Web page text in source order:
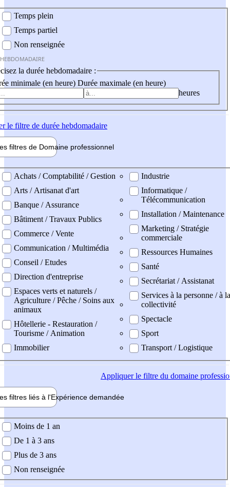
Temps plein
Temps partiel
Non renseignée
la durée hebdomadaire :
minimale (en heure) Durée maximale (en heure)
heures
le filtre de durée hebdomadaire
filtres de Domaine professionnel
professionel
Achats / Comptabilité / Gestion
Arts / Artisanat d'art
Banque / Assurance
Bâtiment / Travaux Publics
Commerce / Vente
Communication / Multimédia
Conseil / Etudes
Direction d'entreprise
Espaces verts et naturels /
Agriculture / Pêche / Soins aux
animaux
Hôtellerie - Restauration /
Tourisme / Animation
Immobilier
Industrie
Informatique /
Télécommunication
Installation / Maintenance
Marketing / Stratégie
commerciale
Ressources Humaines
Santé
Secrétariat / Assistanat
Services à la personne / à la
collectivité
Spectacle
Sport
Transport / Logistique
Appliquerle filtre du domaine
filtres liés à l'Expérience demandée
demandée
Moins de 1 an
De 1 à 3 ans
Plus de 3 ans
Non renseignée